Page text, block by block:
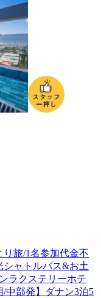
旅/1名参加代金不
ャトルバス&お土
ラクステリーホテ
中部発】ダナン3泊5